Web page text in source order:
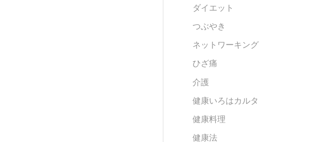
ダイエット
つぶやき
ネットワーキング
ひざ痛
介護
健康いろはカルタ
健康料理
健康法